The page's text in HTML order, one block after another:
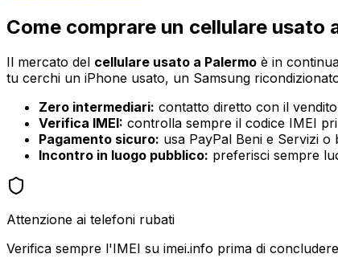
Come comprare un cellulare usato
Il mercato del cellulare usato a Palermo è in
tu cerchi un iPhone usato, un Samsung
Zero intermediari: contatto diretto con il
Verifica IMEI: controlla sempre il codice IMEI
Pagamento sicuro: usa PayPal Beni e Servizi o
Incontro in luogo pubblico: preferisci sempre
Attenzione ai telefoni rubati
Verifica sempre l'IMEI su imei.info prima di